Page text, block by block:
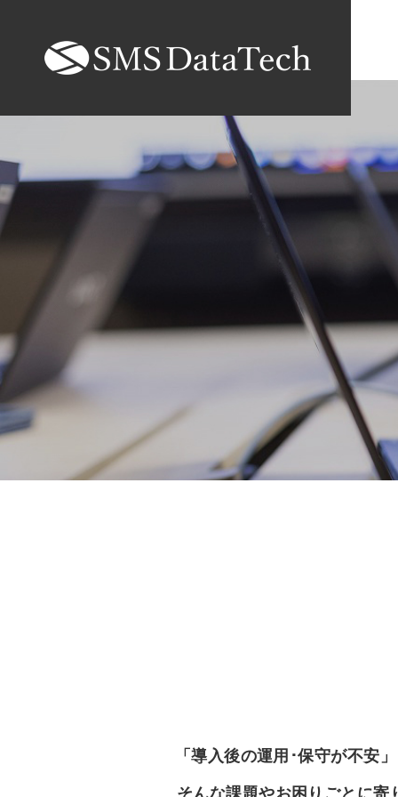
「導入後の運用･保守が不安
そんな課題やお困りごとに寄